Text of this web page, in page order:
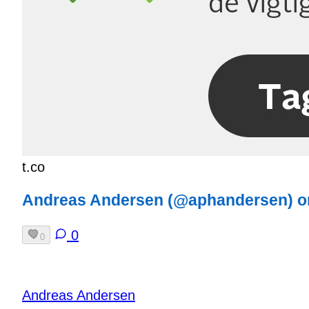
t.co
Andreas Andersen (@aphandersen)
0 0
Andreas Andersen